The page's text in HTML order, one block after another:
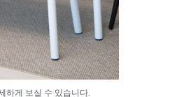
하게 보실 수 있습니다.